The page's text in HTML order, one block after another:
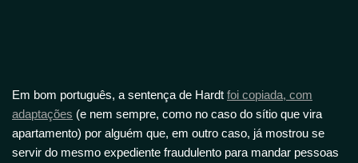
Em bom português, a sentença de Hardt foi copiada, com
adaptações (e nem sempre, como no caso do sítio que vira
apartamento) por alguém que, em outro caso, já mostrou se
servir do mesmo expediente fraudulento para mandar pessoas